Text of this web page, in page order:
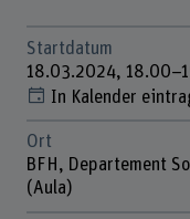
Startdatum
18.03.2024,
In Kalender
Ort
BFH, Departement
(Aula)